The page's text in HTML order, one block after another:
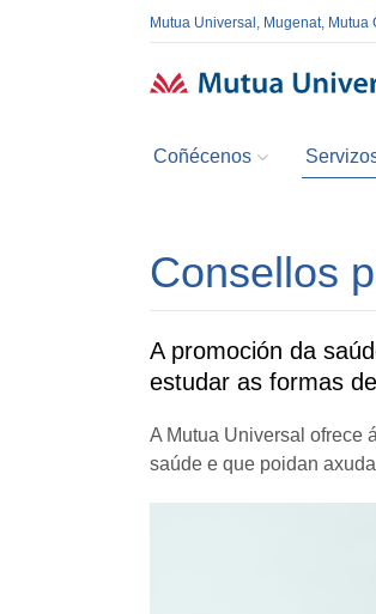
Mutua Universal, Mugenat,
Coñécenos
Consellos
A promoción da
estudar as formas
A Mutua Universal ofrece
saúde e que poidan